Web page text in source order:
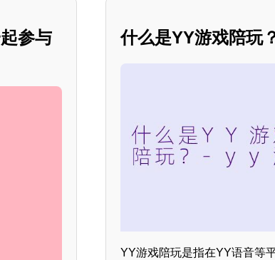
参与
什么是YY游戏陪玩
YY游戏陪玩是指在YY语音等